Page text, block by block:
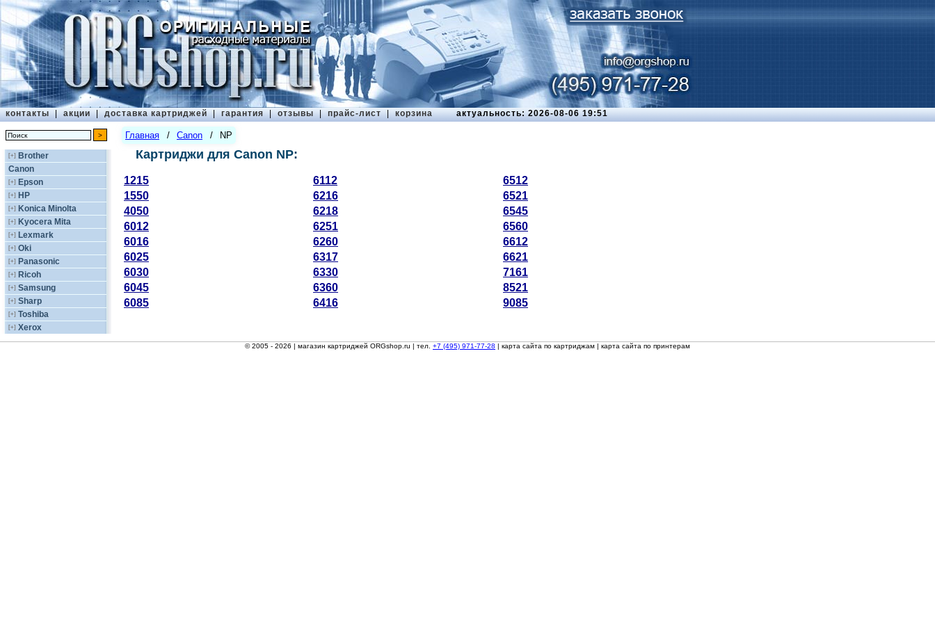
контакты | акции | доставка картриджей | гарантия | отзывы | прайс-лист | корзина актуальность: 2026-08-06 19:51
[+] Brother
Canon
[+] Epson
[+] HP
[+] Konica Minolta
[+] Kyocera Mita
[+] Lexmark
[+] Oki
[+] Panasonic
[+] Ricoh
[+] Samsung
[+] Sharp
[+] Toshiba
[+] Xerox
Главная / Canon / NP
Картриджи для Canon NP:
1215 6112
6512
1550
6216
6521
4050
6218
6545
6012
6251
6560
6016
6260
6612
6025
6317
6621
6030
6330
7161
6045
6360
8521
6085
6416 9085
© 2005 - 2026 | магазин картриджей ORGshop.ru | тел. +7 (495) 971-77-28 | карта сайта по картриджам | карта сайта по принтерам